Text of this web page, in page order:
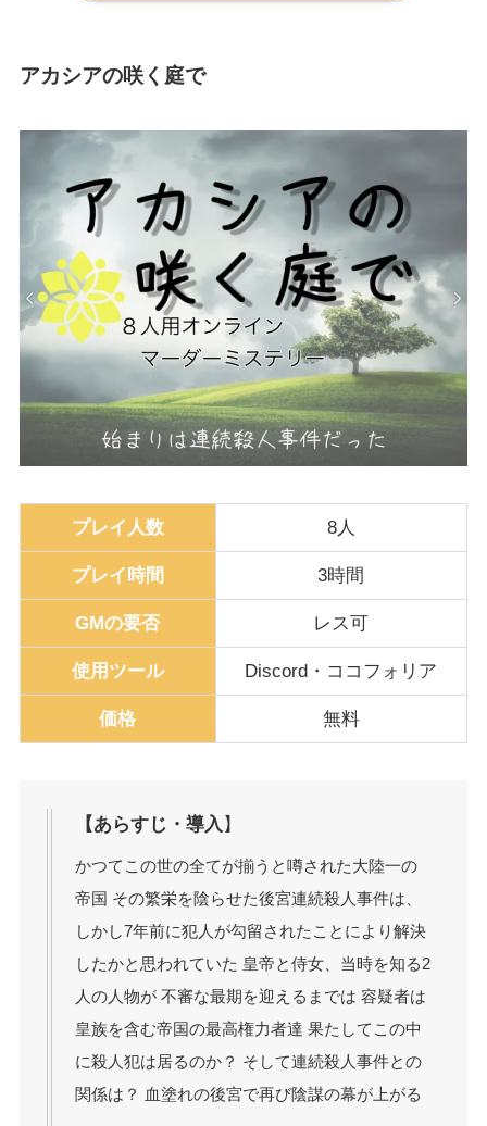
アカシアの咲く庭で
プレイ人数 8人
プレイ時間 3時間
GMの要否 レス可
使用ツール Discord・ココフォリア
価格 無料
【あらすじ・導入 】
かつてこの世の全てが揃うと噂された大陸一の
帝国 その繁栄を陰らせた後宮連続殺人事件は、
しかし7年前に犯人が勾留されたことにより解決
したかと思われていた 皇帝と侍女、当時を知る2
人の人物が 不審な最期を迎えるまでは 容疑者は
皇族を含む帝国の最高権力者達 果たしてこの中
に殺人犯は居るのか？ そして連続殺人事件との
関係は？ 血塗れの後宮で再び陰謀の幕が上がる